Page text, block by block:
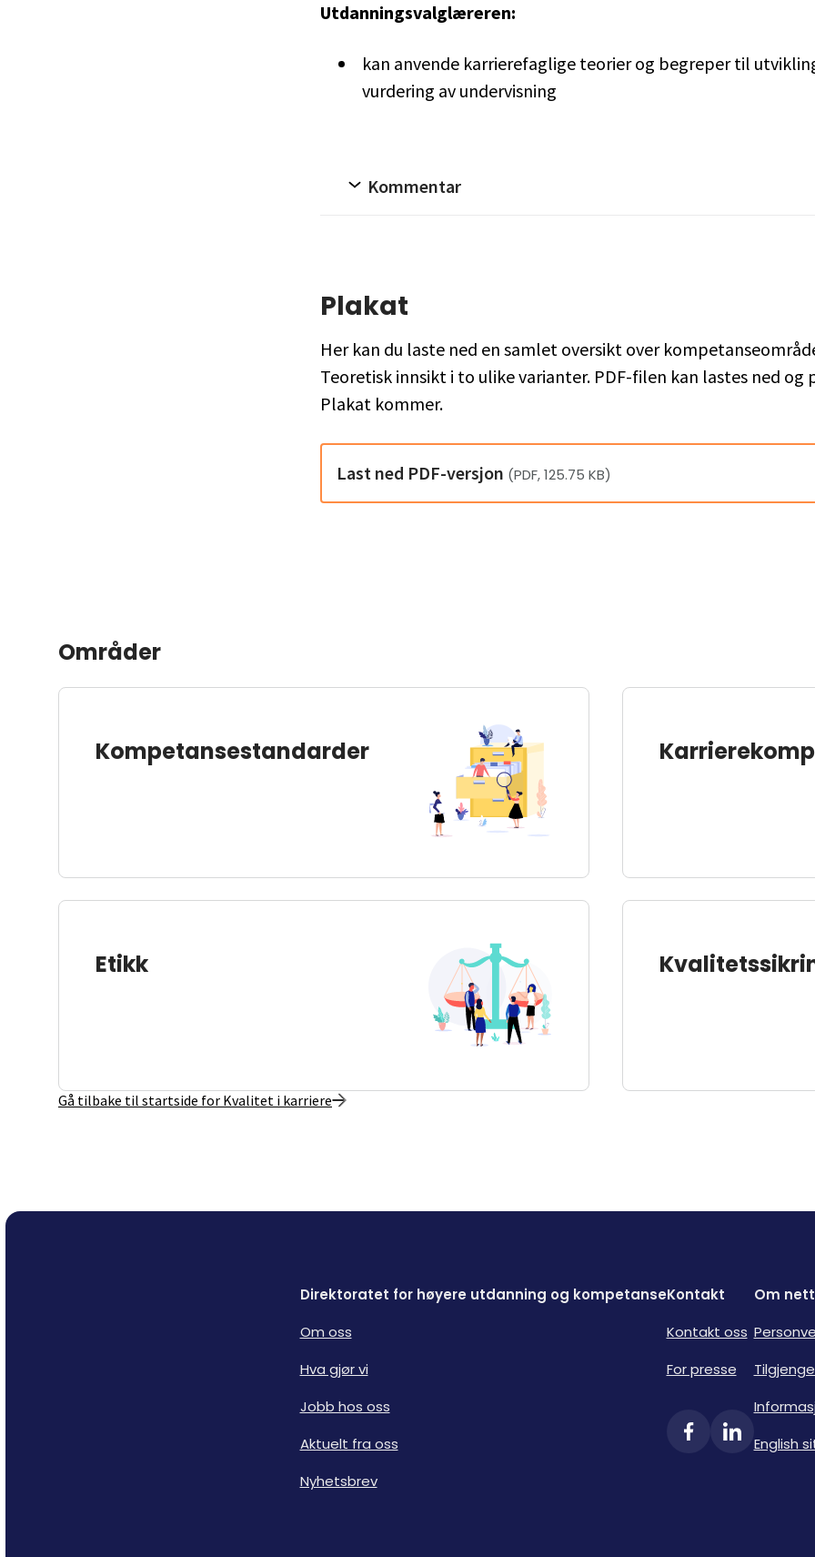
Utdanningsvalglæreren:
kan anvende karrierefaglige teorier og begreper til
vurdering av undervisning
Kommentar
Plakat
Her kan du laste ned en samlet oversikt over
Teoretisk innsikt i to ulike varianter. PDF-filen kan lastes ned og
Plakat kommer.
Last ned PDF-versjon (PDF, 125.75 KB)
Områder
Kompetansestandarder
Etikk
Gå tilbake til startside for Kvalitet i karriere
Direktoratet for høyere utdanning og kompetanse
Om oss
Hva gjør vi
Jobb hos oss
Aktuelt fra oss
Nyhetsbrev
Kontakt
Kontakt oss
For presse
Om
English